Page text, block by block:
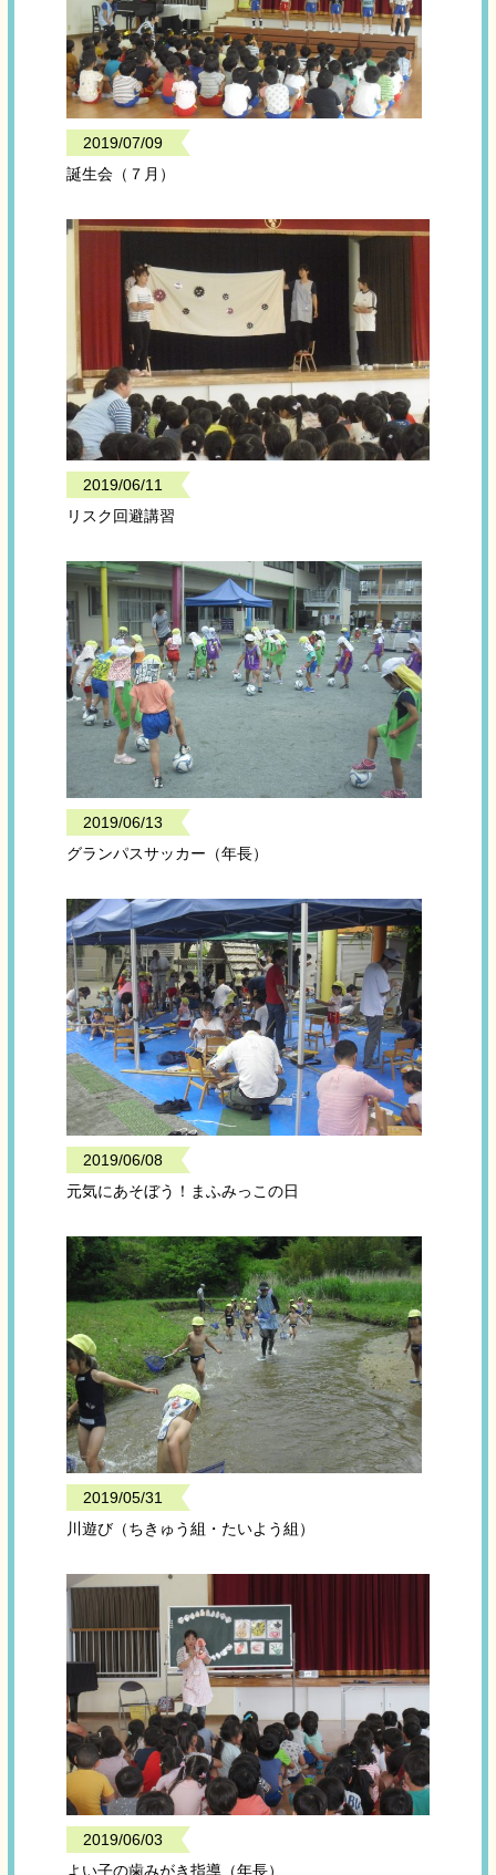
2019/07/09
誕生会（７月）
2019/06/11
リスク回避講習
2019/06/13
グランパスサッカー（年長）
2019/06/08
元気にあそぼう！まふみっこの日
2019/05/31
川遊び（ちきゅう組・たいよう組）
2019/06/03
よい子の歯みがき指導（年長）